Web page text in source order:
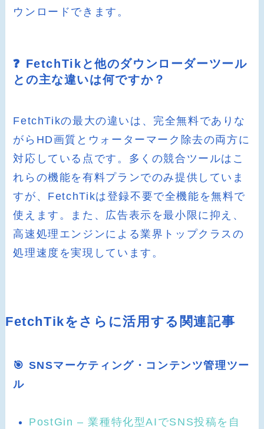
ウンロードできます。
❓ FetchTikと他のダウンローダーツール
との主な違いは何ですか？
FetchTikの最大の違いは、完全無料でありな
がらHD画質とウォーターマーク除去の両方に
対応している点です。多くの競合ツールはこ
れらの機能を有料プランでのみ提供していま
すが、FetchTikは登録不要で全機能を無料で
使えます。また、広告表示を最小限に抑え、
高速処理エンジンによる業界トップクラスの
処理速度を実現しています。
FetchTikをさらに活用する関連記事
🎯 SNSマーケティング・コンテンツ管理ツー
ル
PostGin – 業種特化型AIでSNS投稿を自